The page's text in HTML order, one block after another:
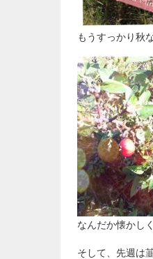
もうすっかり秋
なんだか懐かし
そして、先週は